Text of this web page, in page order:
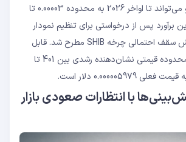
و اعلام کرد شیبا اینو می‌تواند تا اواخر 2026 به محدوده 0.00003 تا
این برآورد پس از درخواستی برای تنظیم نمودار
قیمت با هدف نمایش سقف احتمالی چرخه SHIB مطرح شد. قابل
توجه است که این محدوده قیمتی نشان‌دهنده رشدی بین 401 تا
با انتظارات صعودی بازار